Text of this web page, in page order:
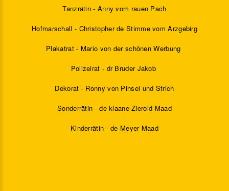
Tanzrätin - Anny vom rauen Pach
Hofmarschall - Christopher de Stimme vom Arzgebirg
Plakatrat - Mario von der schönen Werbung
Polizeirat - dr Bruder Jakob
Dekorat - Ronny von Pinsel und Strich
Sonderrätin - de klaane Zierold Maad
Kinderrätin - de Meyer Maad